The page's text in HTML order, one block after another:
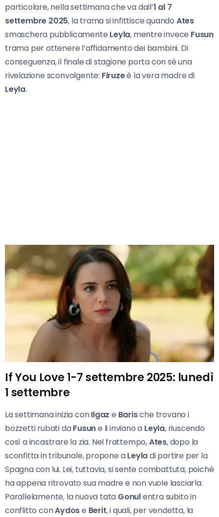
particolare, nella settimana che va dall’1 al 7
settembre 2025, la trama si infittisce quando Ates
smaschera pubblicamente Leyla, mentre invece Fusun
trama per ottenere l’affidamento dei bambini. Di
conseguenza, il finale di stagione porta con sé una
rivelazione sconvolgente: Firuzeè la vera madre di
Leyla.
If You Love 1-7 settembre 2025: lunedì
1 settembre
La settimana inizia conIlgaz e Barische trovano i
bozzetti rubati daFusune li inviano a Leyla, riuscendo
così a incastrare la zia. Nel frattempo,Ates, dopo la
sconfitta in tribunale, propone aLeyladi partire per la
Spagna con lui. Lei, tuttavia, si sente combattuta, poiché
ha appena ritrovato sua madre e non vuole lasciarla.
Parallelamente, la nuova tata Gonulentra subito in
conflitto conAydose Berit, i quali, per vendetta, la